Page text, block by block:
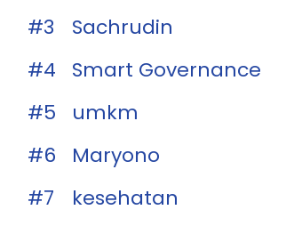
#3
Sachrudin
#4
Smart Governance
#5
umkm
#6
Maryono
#7
kesehatan